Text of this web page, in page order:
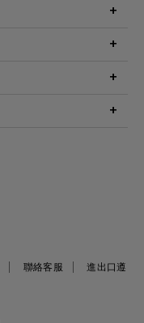
聯絡客服
進出口遵